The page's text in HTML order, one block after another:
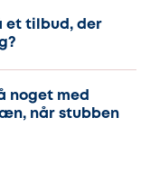
et tilbud, der
noget med
når stubben